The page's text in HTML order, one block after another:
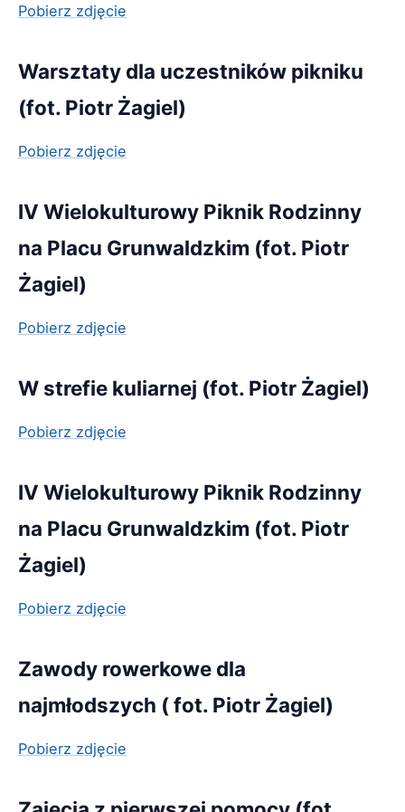
Pobierz zdjęcie
Warsztaty dla uczestników pikniku
(fot. Piotr Żagiel)
Pobierz zdjęcie
IV Wielokulturowy Piknik Rodzinny
na Placu Grunwaldzkim (fot. Piotr
Żagiel)
Pobierz zdjęcie
W strefie kuliarnej (fot. Piotr Żagiel)
Pobierz zdjęcie
IV Wielokulturowy Piknik Rodzinny
na Placu Grunwaldzkim (fot. Piotr
Żagiel)
Pobierz zdjęcie
Zawody rowerkowe dla
najmłodszych ( fot. Piotr Żagiel)
Pobierz zdjęcie